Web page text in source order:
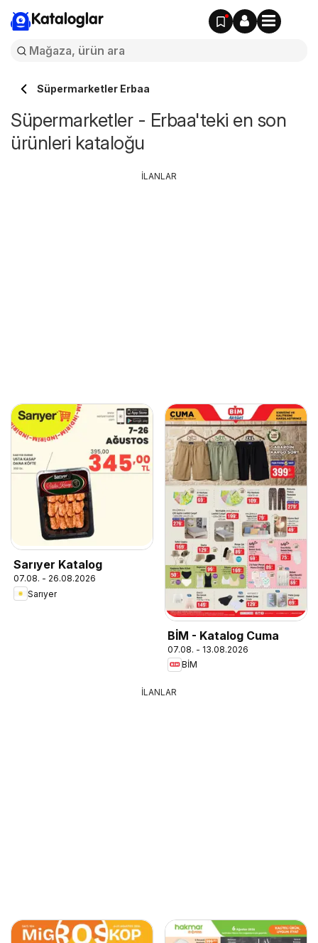
Kataloglar
Süpermarketler Erbaa
Süpermarketler - Erbaa'teki en son
ürünleri kataloğu
Sarıyer Katalog
07.08. - 26.08.2026
Sarıyer
BİM - Katalog Cuma
07.08. - 13.08.2026
BİM
İLANLAR
İLANLAR